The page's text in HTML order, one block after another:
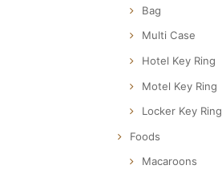
Bag
Multi Case
Hotel Key Ring
Motel Key Ring
Locker Key Ring
Foods
Macaroons